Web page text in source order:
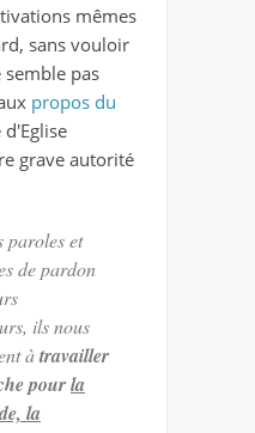
mêmes
sans vouloir
pas
propos du
grave autorité
paroles et
de pardon
ils nous
àtravailler
pourla
la